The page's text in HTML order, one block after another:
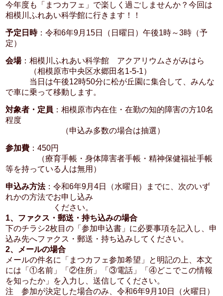
今年度も「まつカフェ」で楽しく過ごしませんか？今回は
相模川ふれあい科学館に行きます！！
予定日時：令和6年9月15日（日曜日）午後1時～3時（予
定）
会場：相模川ふれあい科学館 アクアリウムさがみはら
（相模原市中央区水郷田名1-5-1）
当日は午後12時50分に松が丘園に集合して、みんな
で車に乗って移動します。
対象者・定員 ：相模原市内在住・在勤の知的障害の方10名
程度
（申込み多数の場合は抽選）
参加費 ：450円
（療育手帳・身体障害者手帳・精神保健福祉手帳
等を持っている人は無用）
申込み方法：令和6年9月4日（水曜日）までに、次のいず
れかの方法でお申し込み
ください。
1、ファクス・郵送・持ち込みの場合
下のチラシ2枚目の「参加申込書」に必要事項を記入し、申
込み先へファクス・郵送・持ち込みしてください。
2、メールの場合
メールの件名に「まつカフェ参加希望」と明記の上、本文
には「①名前」「②住所」「③電話」「④どこでこの情報
を知ったか」を入力し、送信してください。
注 参加が決定した場合のみ、令和6年9月10日（火曜日）